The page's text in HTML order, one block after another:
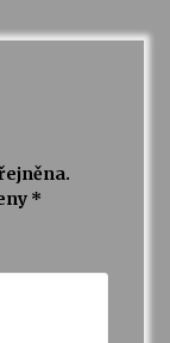
v Klášteře
*